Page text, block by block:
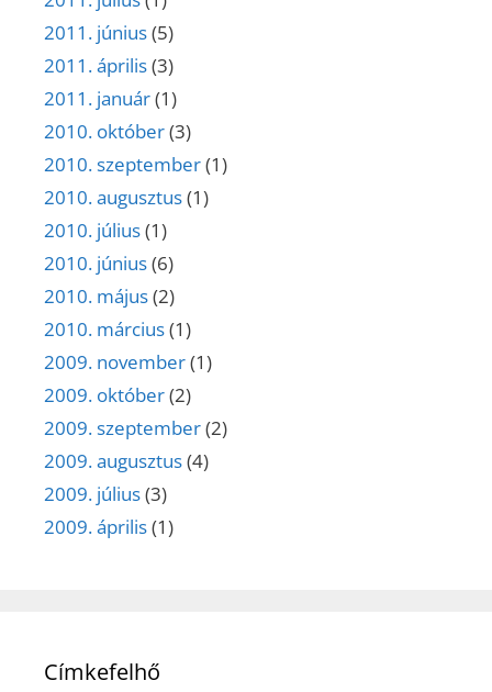
2011. június(5)
2011. április(3)
2011. január(1)
2010. október(3)
2010. szeptember(1)
2010. augusztus(1)
2010. július(1)
2010. június(6)
2010. május(2)
2010. március(1)
2009. november(1)
2009. október(2)
2009. szeptember(2)
2009. augusztus(4)
2009. július(3)
2009. április(1)
Címkefelhő